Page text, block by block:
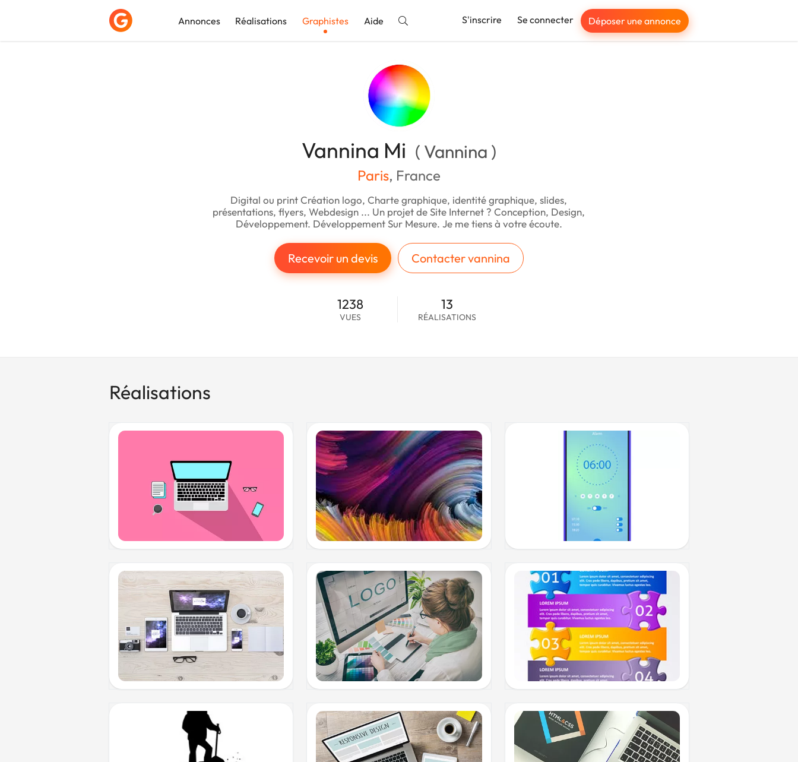
Annonces Réalisations Graphistes Aide S'inscrire Se connecter Déposer une annonce
Vannina Mi ( Vannina )
Paris, France
Digital ou print Création logo, Charte graphique, identité graphique, slides,
présentations, flyers, Webdesign ... Un projet de Site Internet ? Conception, Design,
Développement. Développement Sur Mesure. Je me tiens à votre écoute.
Recevoir un devis Contacter vannina
1238
VUES
13
RÉALISATIONS
Réalisations